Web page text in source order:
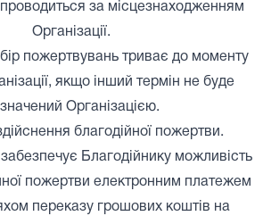
за місцезнаходженням
Організації.
пожертвувань триває до моменту
якщо інший термін не буде
Організацією.
благодійної пожертви.
забезпечує Благодійнику можливість
пожертви електронним платежем
переказу грошових коштів на